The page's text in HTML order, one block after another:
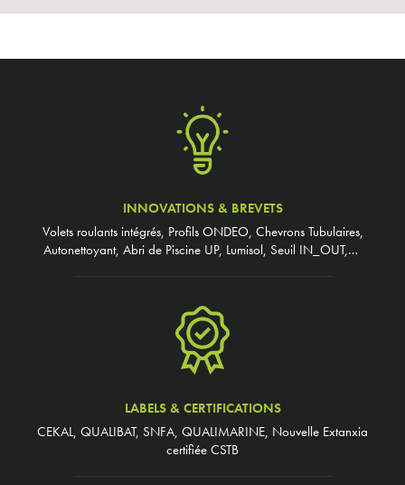
INNOVATIONS & BREVETS
Volets roulants intégrés, Profils ONDEO, Chevrons Tubulaires,
Autonettoyant, Abri de Piscine UP, Lumisol, Seuil IN_OUT,…
LABELS & CERTIFICATIONS
CEKAL, QUALIBAT, SNFA, QUALIMARINE, Nouvelle Extanxia
certifiée CSTB